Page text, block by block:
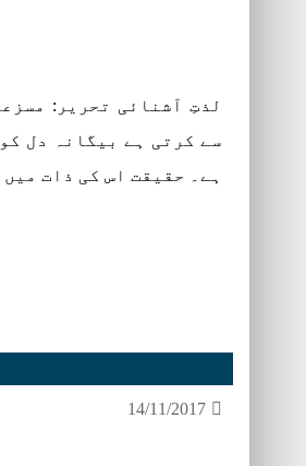
لذتِ آشنائی تحریر:
سے کرتی ہے بیگانہ
ہے۔ حقیقت اس کی ذات میں
14/11/2017